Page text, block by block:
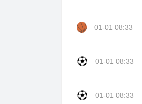
01-01 08:33
01-01 08:33
01-01 08:33